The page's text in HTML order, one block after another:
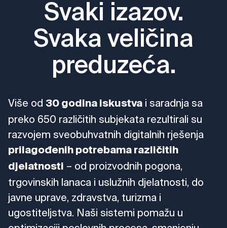
Svaki izazov.
Svaka veličina
preduzeća.
Više od 30 godina iskustva i saradnja sa
preko 650 različitih subjekata rezultirali su
razvojem sveobuhvatnih digitalnih rješenja
prilagođenih potrebama različitih
djelatnosti – od proizvodnih pogona,
trgovinskih lanaca i uslužnih djelatnosti, do
javne uprave, zdravstva, turizma i
ugostiteljstva. Naši sistemi pomažu u